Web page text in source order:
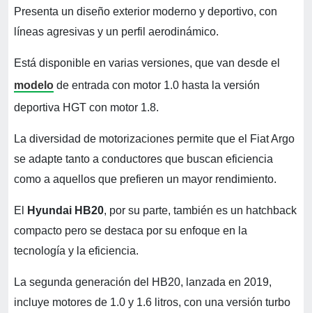
Presenta un diseño exterior moderno y deportivo, con
líneas agresivas y un perfil aerodinámico.
Está disponible en varias versiones, que van desde el
modelo de entrada con motor 1.0 hasta la versión
deportiva HGT con motor 1.8.
La diversidad de motorizaciones permite que el Fiat Argo
se adapte tanto a conductores que buscan eficiencia
como a aquellos que prefieren un mayor rendimiento.
El Hyundai HB20, por su parte, también es un hatchback
compacto pero se destaca por su enfoque en la
tecnología y la eficiencia.
La segunda generación del HB20, lanzada en 2019,
incluye motores de 1.0 y 1.6 litros, con una versión turbo